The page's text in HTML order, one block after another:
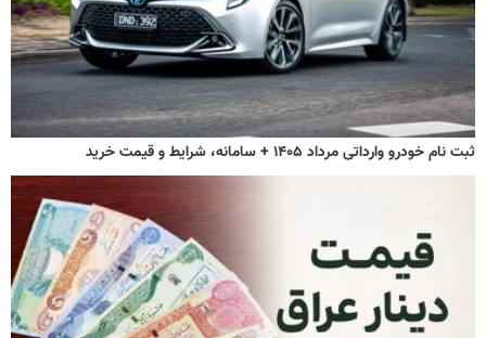
ثبت نام خودرو وارداتی مرداد ۱۴۰۵ + سامانه، شرایط و قیمت خرید